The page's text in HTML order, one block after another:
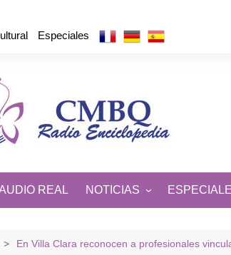
Especiales
REAL NOTICIAS
DE CUBA Y EL MUNDO
En Villa Clara reconocen a profesionales